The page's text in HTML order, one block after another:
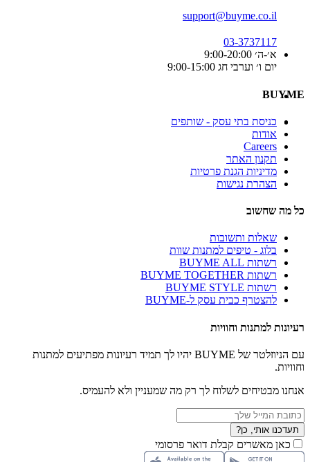
support@buyme.co.il
03-3737117
א׳-ה׳ 9:00-20:00
יום ו׳ וערבי חג 9:00-15:00
BUYME
כניסת בתי עסק - שותפים
אודות
Careers
תקנון האתר
מדיניות הגנת פרטיות
הצהרת נגישות
כל מה שחשוב
שאלות ותשובות
בלוג - טיפים למתנות שוות
רשתות BUYME ALL
רשתות BUYME TOGETHER
רשתות BUYME STYLE
להצטרף כבית עסק ל-BUYME
רעיונות למתנות וחוויות
עם הניוזלטר של BUYME יהיו לך תמיד רעיונות מפתיעים למתנות
וחוויות.
אנחנו מבטיחים לשלוח לך רק מה שמעניין ולא להעמיס.
תעדכנו אותי, כן?
כאן מאשרים קבלת דואר פרסומי